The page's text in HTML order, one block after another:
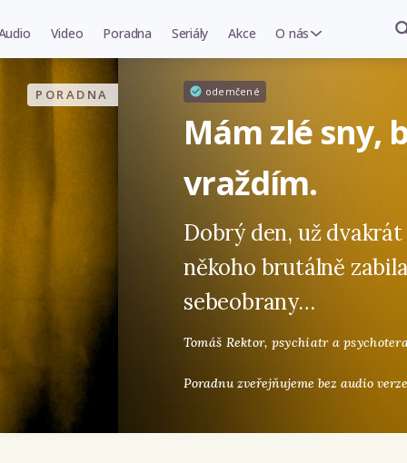
Video Poradna Seriály Akce O nás
PORADNA odemčené
Mám zlé sny,
vraždím.
Dobrý den, už
někoho brutálně
sebeobrany…
Tomáš Rektor, psychiatr a
Poradnu zveřejňujeme bez audio